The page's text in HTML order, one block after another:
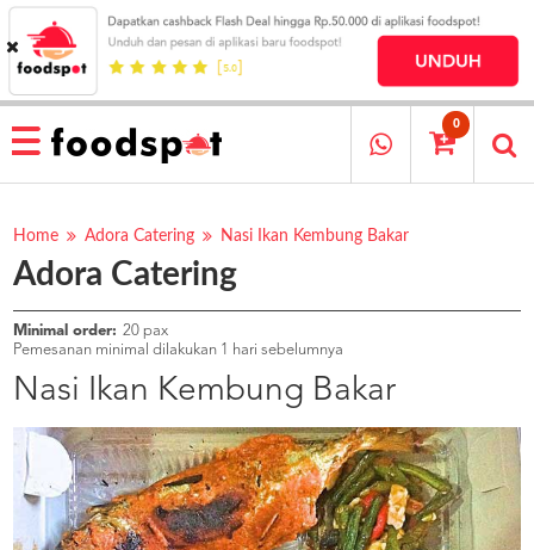
HOME
MENU
RESTAURANT
PESAN
OUR
COMPANY
KATA
MEREKA
KATALOG
LOYALTY
PROGRAM
FAQ
ABOUT
US
0
Home Adora Catering Nasi Ikan Kembung Bakar
Adora Catering
Minimal order: 20 pax
Pemesanan minimal dilakukan 1 hari sebelumnya
Nasi Ikan Kembung Bakar